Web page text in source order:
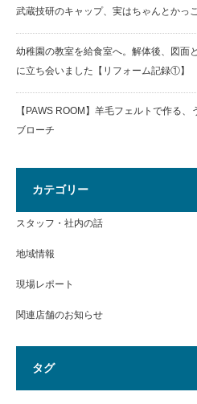
武蔵技研のキャップ、実はちゃんとかっ
幼稚園の教室を給食室へ。解体後、図面
に立ち会いました【リフォーム記録①】
【PAWS ROOM】羊毛フェルトで作る
ブローチ
カテゴリー
スタッフ・社内の話
地域情報
現場レポート
関連店舗のお知らせ
タグ